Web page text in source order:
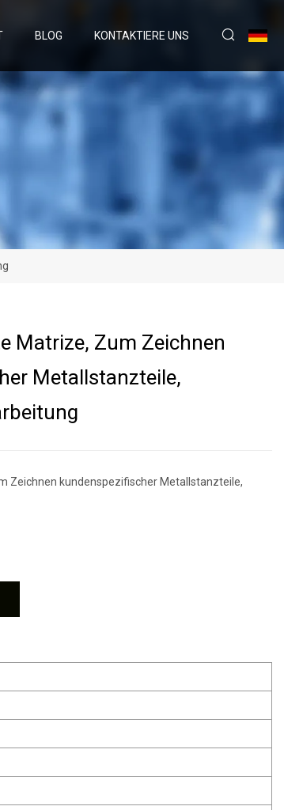
BLOG KONTAKTIERE UNS
Matrize, Zum Zeichnen
Metallstanzteile,
Zeichnen kundenspezifischer Metallstanzteile,